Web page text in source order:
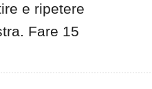
e ripetere
Fare 15